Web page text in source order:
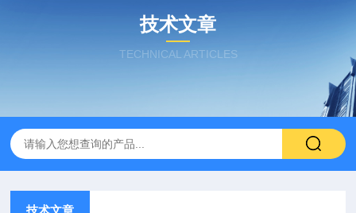
技术文章
TECHNICAL ARTICLES
技术文章